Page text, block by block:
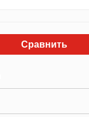
Сравнить